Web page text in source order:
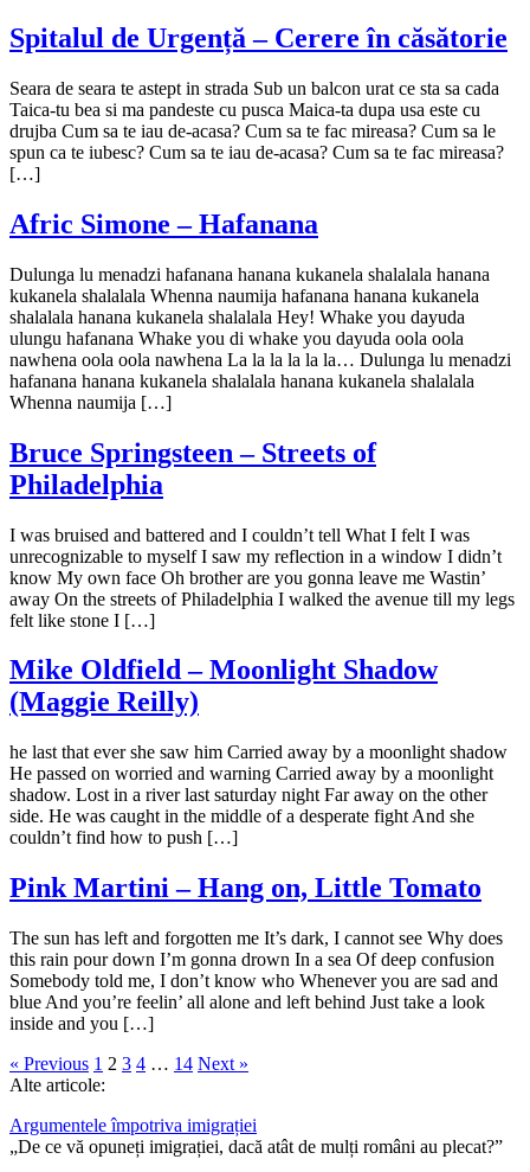
Spitalul de Urgență – Cerere în căsătorie
Seara de seara te astept in strada Sub un balcon urat ce sta sa cada
Taica-tu bea si ma pandeste cu pusca Maica-ta dupa usa este cu
drujba Cum sa te iau de-acasa? Cum sa te fac mireasa? Cum sa le
spun ca te iubesc? Cum sa te iau de-acasa? Cum sa te fac mireasa?
[…]
Afric Simone – Hafanana
Dulunga lu menadzi hafanana hanana kukanela shalalala hanana
kukanela shalalala Whenna naumija hafanana hanana kukanela
shalalala hanana kukanela shalalala Hey! Whake you dayuda
ulungu hafanana Whake you di whake you dayuda oola oola
nawhena oola oola nawhena La la la la la la… Dulunga lu menadzi
hafanana hanana kukanela shalalala hanana kukanela shalalala
Whenna naumija […]
Bruce Springsteen – Streets of
Philadelphia
I was bruised and battered and I couldn’t tell What I felt I was
unrecognizable to myself I saw my reflection in a window I didn’t
know My own face Oh brother are you gonna leave me Wastin’
away On the streets of Philadelphia I walked the avenue till my legs
felt like stone I […]
Mike Oldfield – Moonlight Shadow
(Maggie Reilly)
he last that ever she saw him Carried away by a moonlight shadow
He passed on worried and warning Carried away by a moonlight
shadow. Lost in a river last saturday night Far away on the other
side. He was caught in the middle of a desperate fight And she
couldn’t find how to push […]
Pink Martini – Hang on, Little Tomato
The sun has left and forgotten me It’s dark, I cannot see Why does
this rain pour down I’m gonna drown In a sea Of deep confusion
Somebody told me, I don’t know who Whenever you are sad and
blue And you’re feelin’ all alone and left behind Just take a look
inside and you […]
« Previous 1 2 3 4 … 14 Next »
Alte articole:
Argumentele împotriva imigrației
„De ce vă opuneți imigrației, dacă atât de mulți români au plecat?”